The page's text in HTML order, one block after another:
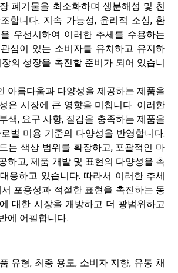
폐기물을 최소화하며 생분해성 및 친
합니다. 지속 가능성, 윤리적 소싱, 환
우선시하여 이러한 추세를 수용하는
심이 있는 소비자를 유치하고 유지하
의 성장을 촉진할 준비가 되어 있습니
아름다움과 다양성을 제공하는 제품을
은 시장에 큰 영향을 미칩니다. 이러한
색, 요구 사항, 질감을 충족하는 제품을
벌 미용 기준의 다양성을 반영합니다.
는 색상 범위를 확장하고, 포괄적인 마
하고, 제품 개발 및 표현의 다양성을 촉
응하고 있습니다. 따라서 이러한 추세
포용성과 적절한 표현을 촉진하는 동
대한 시장을 개방하고 더 광범위하고
에 어필합니다.
유형, 최종 용도, 소비자 지향, 유통 채